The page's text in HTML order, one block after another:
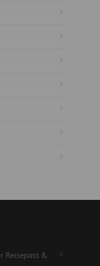
Reisepass &